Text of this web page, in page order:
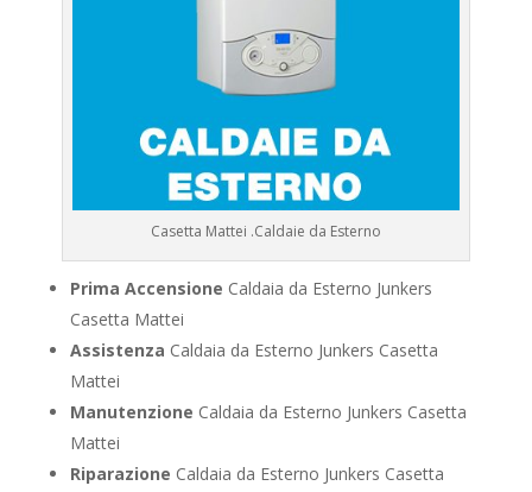
Casetta Mattei .Caldaie da Esterno
Prima Accensione Caldaia da Esterno Junkers
Casetta Mattei
Assistenza Caldaia da Esterno Junkers Casetta
Mattei
Manutenzione Caldaia da Esterno Junkers Casetta
Mattei
Riparazione Caldaia da Esterno Junkers Casetta